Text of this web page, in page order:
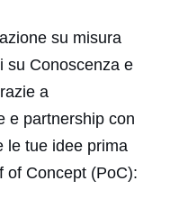
su misura
su Conoscenza e
a
e partnership con
le tue idee prima
of Concept (PoC):